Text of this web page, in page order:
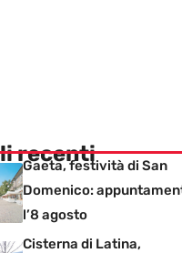
recenti
Gaeta, festività di San
Domenico:
l’8 agosto
Cisterna di Latina,